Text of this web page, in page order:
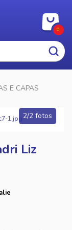
0
E CAPAS
2/2 fotos
Liz